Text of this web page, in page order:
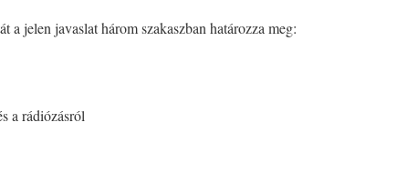
a jelen javaslat három szakaszban határozza meg:
a rádiózásról